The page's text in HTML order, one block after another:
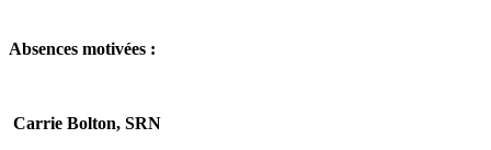
Absences motivées :
Carrie Bolton, SRN